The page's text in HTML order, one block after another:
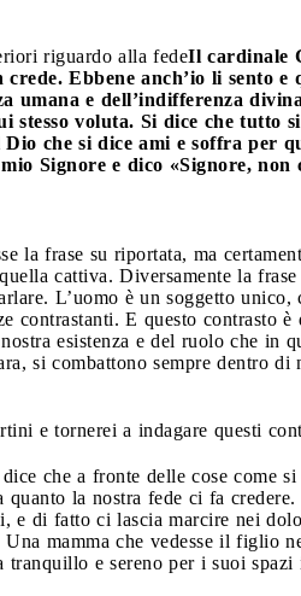
riguardo alla fedeIl cardinale
crede. Ebbene anch’io li sento
umana e dell’indifferenza
stesso voluta. Si dice che tutto
che si dice ami e soffra per
Signore e dico «Signore, non
la frase su riportata, ma
cattiva. Diversamente la
L’uomo è un soggetto
contrastanti. E questo contrasto
esistenza e del ruolo che in
si combattono sempre dentro
e tornerei a indagare questi
che a fronte delle cose come
quanto la nostra fede ci fa
e di fatto ci lascia marcire nei
mamma che vedesse il figlio
e sereno per i suoi